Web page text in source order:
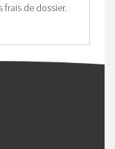
frais de dossier.